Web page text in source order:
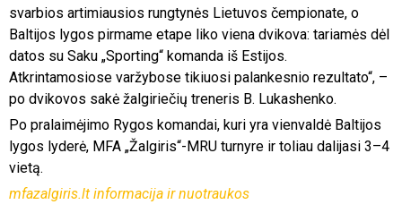
svarbios artimiausios rungtynės Lietuvos čempionate, o
Baltijos lygos pirmame etape liko viena dvikova: tariamės dėl
datos su Saku „Sporting“ komanda iš Estijos.
Atkrintamosiose varžybose tikiuosi palankesnio rezultato“, –
po dvikovos sakė žalgiriečių treneris B. Lukashenko.
Po pralaimėjimo Rygos komandai, kuri yra vienvaldė Baltijos
lygos lyderė, MFA „Žalgiris“-MRU turnyre ir toliau dalijasi 3–4
vietą.
mfazalgiris.lt informacija ir nuotraukos